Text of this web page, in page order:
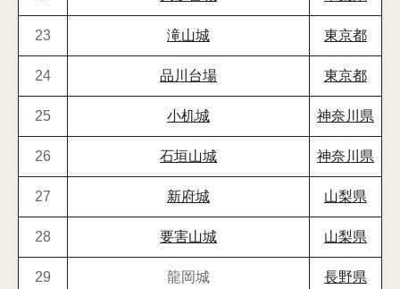
23 滝山城 東京都
24 品川台場 東京都
25 小机城 神奈川県
26 石垣山城 神奈川県
27 新府城 山梨県
28 要害山城 山梨県
29 龍岡城 長野県